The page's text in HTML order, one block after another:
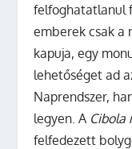
felfoghatatlanul
emberek csak a
kapuja, egy
lehetőséget ad
Naprendszer,
legyen. A Cibola
felfedezett